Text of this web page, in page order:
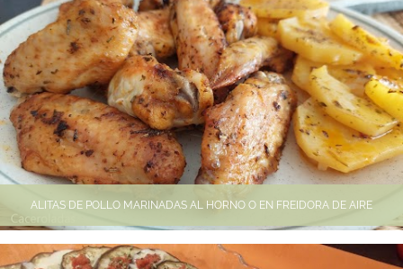
ALITAS DE POLLO MARINADAS AL HORNO O EN FREIDORA DE AIRE